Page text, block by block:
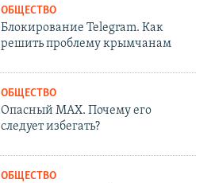
ОБЩЕСТВО
Блокирование Telegram. Как
решить проблему крымчанам
ОБЩЕСТВО
Опасный MAX. Почему его
следует избегать?
ОБЩЕСТВО